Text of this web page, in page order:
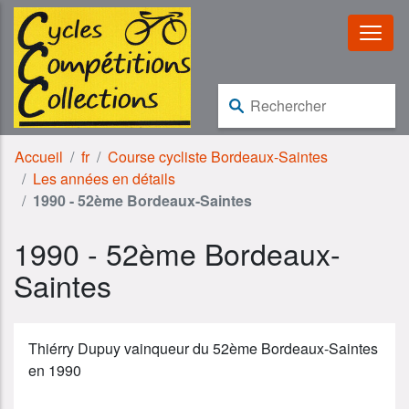
Aller au contenu
Aller à la navigation
Rechercher :
Accueil fr
Course cycliste Bordeaux-Saintes
Les années en détails
1990 - 52ème Bordeaux-Saintes
1990 - 52ème Bordeaux-
Saintes
Thiérry Dupuy vainqueur du 52ème Bordeaux-Saintes
en 1990